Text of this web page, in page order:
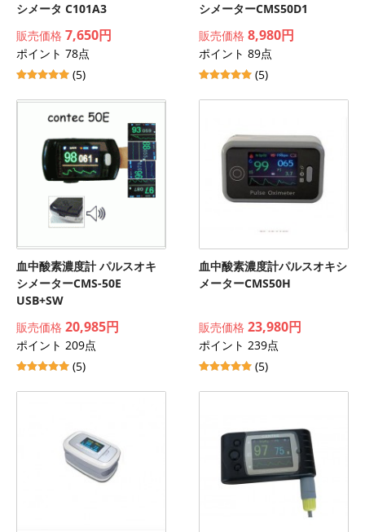
シメータ C101A3
販売価格 7,650円
ポイント 78点
(5)
シメーターCMS50D1
販売価格 8,980円
ポイント 89点
(5)
血中酸素濃度計 パルスオキ
シメーターCMS-50E
USB+SW
販売価格 20,985円
ポイント 209点
(5)
血中酸素濃度計パルスオキシ
メーターCMS50H
販売価格 23,980円
ポイント 239点
(5)